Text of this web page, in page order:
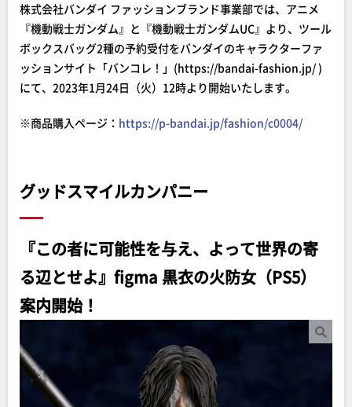
株式会社バンダイ ファッションブランド事業部では、アニメ
『機動戦士ガンダム』と『機動戦士ガンダムUC』より、ツール
ボックスバッグ2種の予約受付をバンダイのキャラクターファ
ッションサイト「バンコレ！」(https://bandai-fashion.jp/ )
にて、2023年1月24日（火）12時より開始いたします。
※商品購入ページ： https://p-bandai.jp/fashion/c0004/
グッドスマイルカンパニー
『この者に可能性を与え、よって世界の寄
る辺とせよ』figma 黒衣の火防女（PS5）
案内開始！